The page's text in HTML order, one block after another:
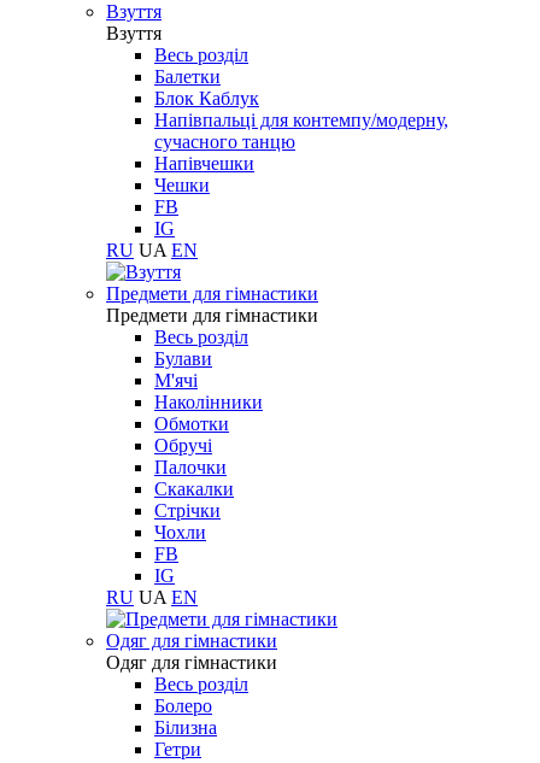
Взуття
Взуття
Весь розділ
Балетки
Блок Каблук
Напівпальці для контемпу/модерну,
сучасного танцю
Напівчешки
Чешки
FB
IG
RU UA EN
Предмети для гімнастики
Предмети для гімнастики
Весь розділ
Булави
М'ячі
Наколінники
Обмотки
Обручі
Палочки
Скакалки
Стрічки
Чохли
FB
IG
RU UA EN
Одяг для гімнастики
Одяг для гімнастики
Весь розділ
Болеро
Білизна
Гетри